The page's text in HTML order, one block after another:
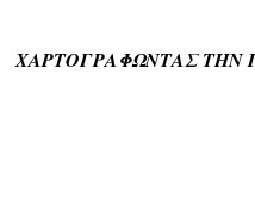
ΧΑΡΤΟΓΡΑΦΩΝΤΑΣ ΤΗΝ